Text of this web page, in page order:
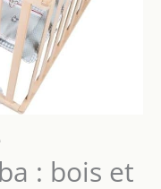
: bois et